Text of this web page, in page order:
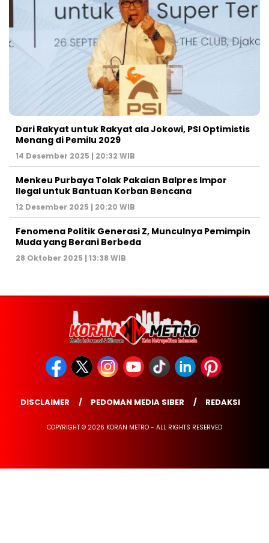
Dari Rakyat untuk Rakyat ala Jokowi, PSI Optimistis
Menang di Pemilu 2029
14 Desember 2025 | 20:32 WIB
Menkeu Purbaya Tolak Pakaian Balpres Impor
Ilegal untuk Bantuan Korban Bencana
12 Desember 2025 | 20:20 WIB
Fenomena Politik Generasi Z, Munculnya Pemimpin
Muda yang Berani Berbeda
28 Oktober 2025 | 13:38 WIB
DISCLAIMER PEDOMAN MEDIA SIBER REDAKSI
COPYRIGHT © 2026 KORAN METRO - ALL RIGHTS RESERVED